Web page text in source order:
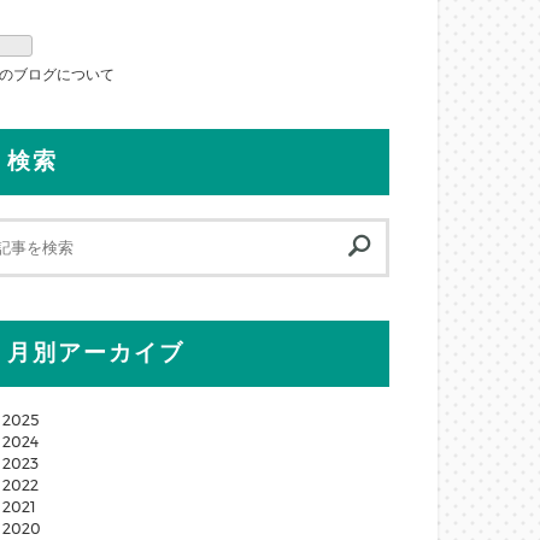
ブログについて
検索
月別アーカイブ
2025
2024
2023
2022
2021
2020